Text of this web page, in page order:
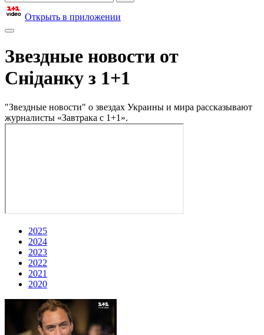
Открыть в приложении
Звездные новости от
Сніданку з 1+1
"Звездные новости" о звездах Украины и мира рассказывают
журналисты «Завтрака с 1+1».
2025
2024
2023
2022
2021
2020